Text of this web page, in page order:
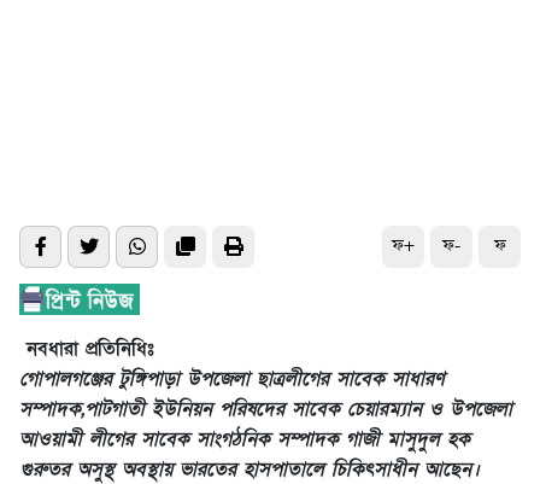
ফ+ ফ- ফ
নবধারা প্রতিনিধিঃ
গোপালগঞ্জের টুঙ্গিপাড়া উপজেলা ছাত্রলীগের সাবেক সাধারণ
সম্পাদক,পাটগাতী ইউনিয়ন পরিষদের সাবেক চেয়ারম্যান ও উপজেলা
আওয়ামী লীগের সাবেক সাংগঠনিক সম্পাদক গাজী মাসুদুল হক
গুরুতর অসুস্থ অবস্থায় ভারতের হাসপাতালে চিকিৎসাধীন আছেন।